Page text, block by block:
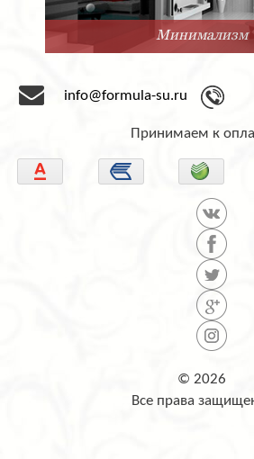
Минимализм
info@formula-su.ru
Принимаем к
© 2026
Все права